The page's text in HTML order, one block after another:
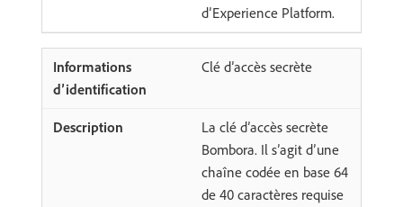
d’Experience Platform.
Clé d’accès secrète
La clé d’accès secrète
Bombora. Il s’agit d’une
chaîne codée en base 64
de 40 caractères requise